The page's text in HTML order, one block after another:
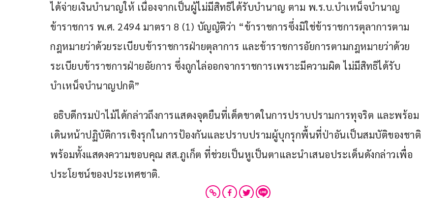
ได้จ่ายเงินบำนาญให้ เนื่องจากเป็นผู้ไม่มีสิทธิได้รับบำนาญ ตาม พ.ร.บ.บำเหน็จบำนาญ
ข้าราชการ พ.ศ. 2494 มาตรา 8 (1) บัญญัติว่า “ข้าราชการซึ่งมิใช่ข้าราชการตุลาการตาม
กฎหมายว่าด้วยระเบียบข้าราชการฝ่ายตุลาการ และข้าราชการอัยการตามกฎหมายว่าด้วย
ระเบียบข้าราชการฝ่ายอัยการ ซึ่งถูกไล่ออกจากราชการเพราะมีความผิด ไม่มีสิทธิได้รับ
บำเหน็จบำนาญปกติ”
เดินหน้าปฏิบัติการเชิงรุกในการป้องกันและปราบปรามผู้บุกรุกพื้นที่ป่าอันเป็นสมบัติของชาติ
พร้อมทั้งแสดงความขอบคุณ สส.ภูเก็ต ที่ช่วยเป็นหูเป็นตาและนำเสนอประเด็นดังกล่าวเพื่อ
ประโยชน์ของประเทศชาติ.